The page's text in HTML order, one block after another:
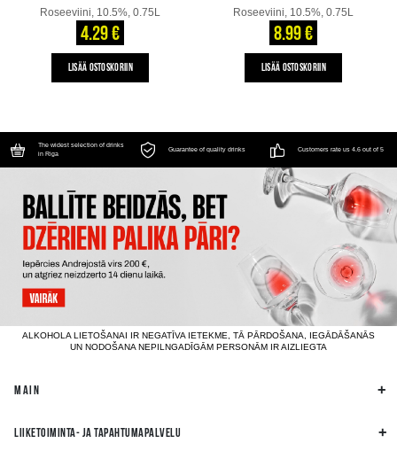
Roseeviini, 10.5%, 0.75L
4.29 €
LISÄÄ OSTOSKORIIN
Roseeviini, 10.5%, 0.75L
8.99 €
LISÄÄ OSTOSKORIIN
The widest selection of drinks
in Riga
Guarantee of quality drinks Customers rate us 4.6 out of 5
ALKOHOLA LIETOŠANAI IR NEGATĪVA IETEKME, TĀ PĀRDOŠANA, IEGĀDĀŠANĀS
UN NODOŠANA NEPILNGADĪGĀM PERSONĀM IR AIZLIEGTA
MAIN
LIIKETOIMINTA- JA TAPAHTUMAPALVELU